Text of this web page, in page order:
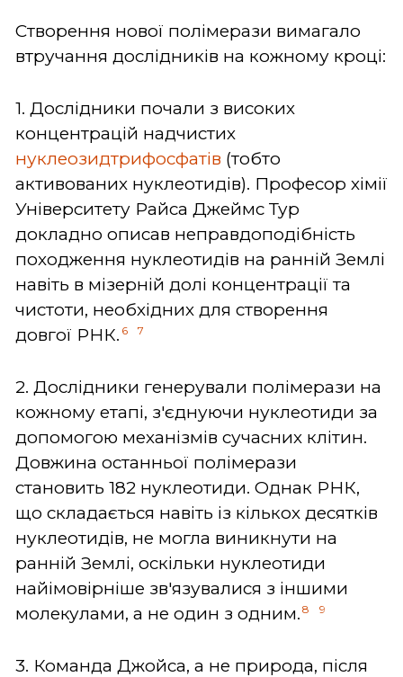
Створення нової полімерази вимагало
втручання дослідників на кожному кроці:
1. Дослідники почали з високих
концентрацій надчистих
нуклеозидтрифосфатів (тобто
активованих нуклеотидів). Професор хімії
Університету Райса Джеймс Тур
докладно описав неправдоподібність
походження нуклеотидів на ранній Землі
навіть в мізерній долі концентрації та
чистоти, необхідних для створення
довгої РНК. 6 7
2. Дослідники генерували полімерази на
кожному етапі, з'єднуючи нуклеотиди за
допомогою механізмів сучасних клітин.
Довжина останньої полімерази
становить 182 нуклеотиди. Однак РНК,
що складається навіть із кількох десятків
нуклеотидів, не могла виникнути на
ранній Землі, оскільки нуклеотиди
найімовірніше зв'язувалися з іншими
молекулами, а не один з одним. 8 9
3. Команда Джойса, а не природа, після